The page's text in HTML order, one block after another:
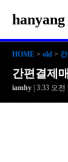
hanyang
HOME > old >
간편결제
iamhy | 3:33 오